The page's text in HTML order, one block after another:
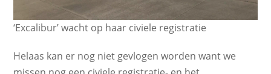
‘Excalibur’ wacht op haar civiele registratie
Helaas kan er nog niet gevlogen worden want we